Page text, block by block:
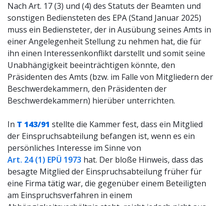
Nach Art. 17 (3) und (4) des Statuts der Beamten und
sonstigen Bediensteten des EPA (Stand Januar 2025)
muss ein Bediensteter, der in Ausübung seines Amts in
einer Angelegenheit Stellung zu nehmen hat, die für
ihn einen Interessenkonflikt darstellt und somit seine
Unabhängigkeit beeinträchtigen könnte, den
Präsidenten des Amts (bzw. im Falle von Mitgliedern der
Beschwerdekammern, den Präsidenten der
Beschwerdekammern) hierüber unterrichten.
In T 143/91 stellte die Kammer fest, dass ein Mitglied
der Einspruchsabteilung befangen ist, wenn es ein
persönliches Interesse im Sinne von
Art. 24 (1) EPÜ 1973 hat. Der bloße Hinweis, dass das
besagte Mitglied der Einspruchsabteilung früher für
eine Firma tätig war, die gegenüber einem Beteiligten
am Einspruchsverfahren in einem